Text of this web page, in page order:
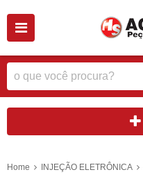
Home INJEÇÃO ELETRÔNICA